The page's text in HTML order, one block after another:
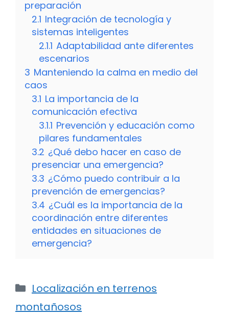
preparación
2.1 Integración de tecnología y
sistemas inteligentes
2.1.1 Adaptabilidad ante diferentes
escenarios
3 Manteniendo la calma en medio del
caos
3.1 La importancia de la
comunicación efectiva
3.1.1 Prevención y educación como
pilares fundamentales
3.2 ¿Qué debo hacer en caso de
presenciar una emergencia?
3.3 ¿Cómo puedo contribuir a la
prevención de emergencias?
3.4 ¿Cuál es la importancia de la
coordinación entre diferentes
entidades en situaciones de
emergencia?
Categorías
Localización en terrenos
montañosos